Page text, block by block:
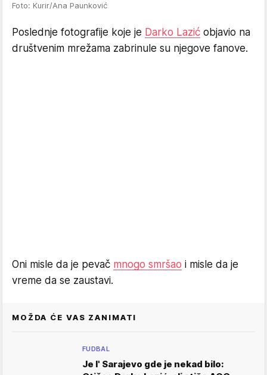
Foto: Kurir/Ana Paunković
Poslednje fotografije koje je Darko Lazić objavio na
društvenim mrežama zabrinule su njegove fanove.
Oni misle da je pevač mnogo smršao i misle da je
vreme da se zaustavi.
MOŽDA ĆE VAS ZANIMATI
FUDBAL
Je l' Sarajevo gde je nekad bilo: